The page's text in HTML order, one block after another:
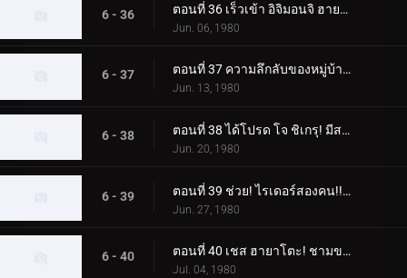
6 - 36 ตอนที่ 36 เร็วเข้า อิจิมอนจิ ฮายาโตะ! ช่วยคนติดต้นไม้!!
Jun. 06, 1980
6 - 37 ตอนที่ 37 ความลึกลับของหมู่บ้านนาคีรี! ฮิโรชิติดอยู่บนต้นไม้ด้วยหรือเปล่า
Jun. 13, 1980
6 - 38 ตอนที่ 38 ได้โปรด โจ ชิเกรุ! มีสถานที่ฝึกบังคับบัญชาที่มีเงินเดือนหนึ่งล้านเยน
Jun. 20, 1980
6 - 39 ตอนที่ 39 ช่วย! ไรเดอร์สองคน!! แม่กลายเป็นปีศาจ
Jun. 27, 1980
6 - 40 ตอนที่ 40 เชส ฮายาโตะ! ชามของกัปปะบินผ่านท้องฟ้า
Jul. 04, 1980